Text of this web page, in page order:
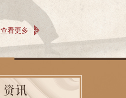
查看更多
资讯